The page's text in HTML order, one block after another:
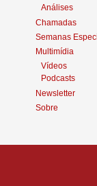
Análises
Chamadas
Semanas
Multimídia
Vídeos
Podcasts
Newsletter
Sobre